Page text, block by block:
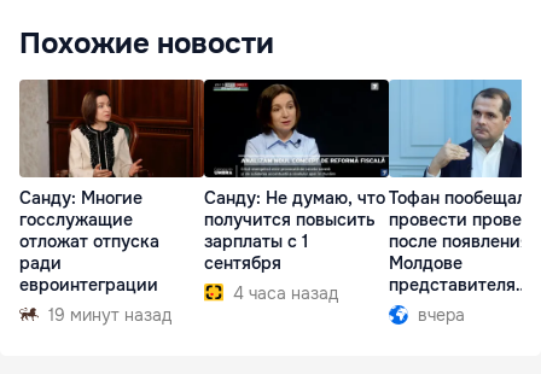
Похожие новости
Санду: Многие
госслужащие
отложат отпуска
ради
евроинтеграции
19 минут назад
Санду: Не думаю, что
получится повысить
зарплаты с 1
сентября
4 часа назад
Тофан пообещал
провести
после появления
Молдове
представителя
Южной Осетии
вчера